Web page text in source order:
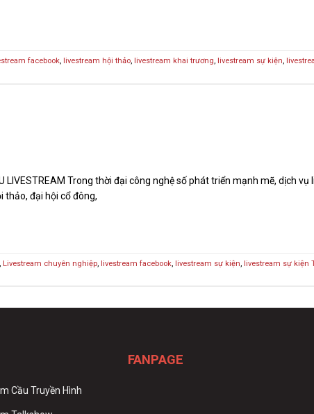
facebook, livestream hội thảo, livestream khai trương, livestream sự kiện,
LIVESTREAM Trong thời đại công nghệ số phát triển mạnh mẽ, dịch
đại hội cổ đông,
Livestream chuyên nghiệp livestream facebook livestream sự kiện livestream sự kiện
Cầu Truyền Hình
FANPAGE